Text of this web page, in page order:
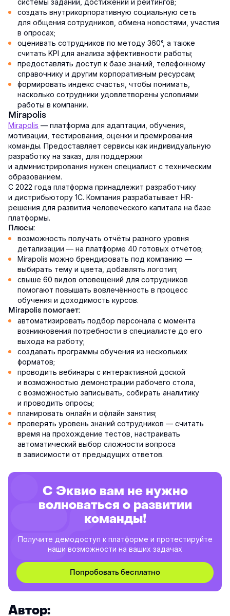
системы заданий, достижений и рейтингов;
создать внутрикорпоративную социальную сеть
для общения сотрудников, обмена новостями, участия
в опросах;
оценивать сотрудников по методу 360°, а также
считать KPI для анализа эффективности работы;
предоставлять доступ к базе знаний, телефонному
справочнику и другим корпоративным ресурсам;
формировать индекс счастья, чтобы понимать,
насколько сотрудники удовлетворены условиями
работы в компании.
Mirapolis
Mirapolis — платформа для адаптации, обучения,
мотивации, тестирования, оценки и премирования
команды. Предоставляет сервисы как индивидуальную
разработку на заказ, для поддержки
и администрирования нужен специалист с техническим
образованием.
С 2022 года платформа принадлежит разработчику
и дистрибьютору 1С. Компания разрабатывает HR-
решения для развития человеческого капитала на базе
платформы.
Плюсы:
возможность получать отчёты разного уровня
детализации — на платформе 40 готовых отчётов;
Mirapolis можно брендировать под компанию —
выбирать тему и цвета, добавлять логотип;
свыше 60 видов оповещений для сотрудников
помогают повышать вовлечённость в процесс
обучения и доходимость курсов.
Mirapolis помогает:
автоматизировать подбор персонала с момента
возникновения потребности в специалисте до его
выхода на работу;
создавать программы обучения из нескольких
форматов;
проводить вебинары с интерактивной доской
и возможностью демонстрации рабочего стола,
с возможностью записывать, собирать аналитику
и проводить опросы;
планировать онлайн и офлайн занятия;
проверять уровень знаний сотрудников — считать
время на прохождение тестов, настраивать
автоматический выбор сложности вопроса
в зависимости от предыдущих ответов.
С Эквио вам не нужно
волноваться о развитии
команды!
Получите демодоступ к платформе и протестируйте
наши возможности на ваших задачах
Попробовать бесплатно
Автор: